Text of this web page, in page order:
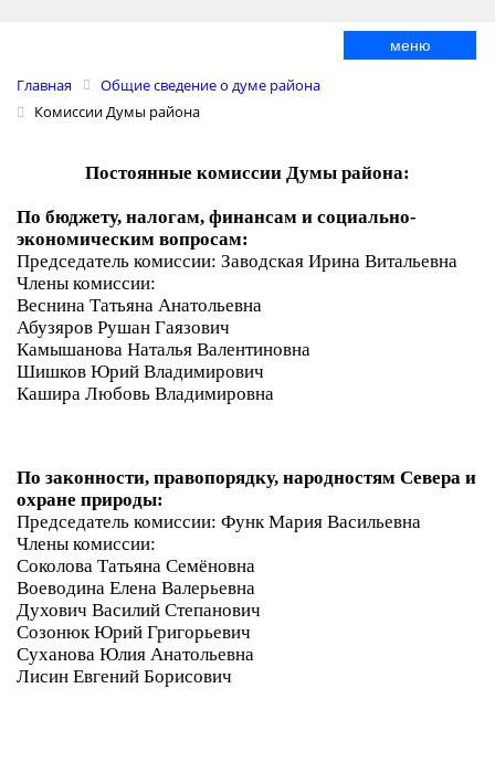
меню
Главная
Общие сведение о думе района
Комиссии Думы района
Постоянные комиссии Думы района:
По бюджету, налогам, финансам и социально-
экономическим вопросам:
Председатель комиссии: Заводская Ирина Витальевна
Члены комиссии:
Веснина Татьяна Анатольевна
Абузяров Рушан Гаязович
Камышанова Наталья Валентиновна
Шишков Юрий Владимирович
Кашира Любовь Владимировна
По законности, правопорядку, народностям Севера и
охране природы:
Председатель комиссии: Функ Мария Васильевна
Члены комиссии:
Соколова Татьяна Семёновна
Воеводина Елена Валерьевна
Духович Василий Степанович
Созонюк Юрий Григорьевич
Суханова Юлия Анатольевна
Лисин Евгений Борисович